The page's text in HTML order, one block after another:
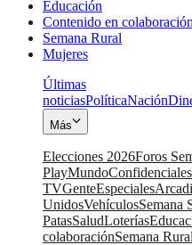
Educación
Contenido en colaboración
Semana Rural
Mujeres
Últimas
noticiasPolíticaNación
Más
Elecciones 2026Foros
PlayMundoConfidenciales
TVGenteEspeciales
UnidosVehículosSemana
PatasSaludLoterías
colaboraciónSemana Rural